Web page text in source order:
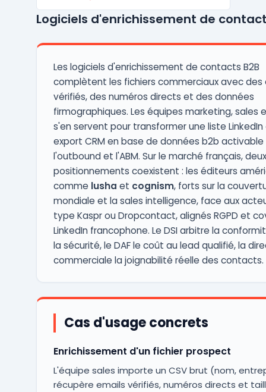
solutions pour le pipeline commercial, la
transactions automatisent ...
Logiciels d'enrichissement de
Les logiciels d'enrichissement de contacts B2B
complètent les fichiers commerciaux avec des
vérifiés, des numéros directs et des données
firmographiques. Les équipes marketing, sales
s'en servent pour transformer une liste LinkedIn
export CRM en base de données b2b activable
l'outbound et l'ABM. Sur le marché français, deux
positionnements coexistent : les éditeurs
comme lusha et cognism, forts sur la
mondiale et la sales intelligence, face aux
type Kaspr ou Dropcontact, alignés RGPD et
LinkedIn francophone. Le DSI arbitre la
la sécurité, le DAF le coût au lead qualifié, la
commerciale la joignabilité réelle des contacts.
Cas d'usage concrets
Enrichissement d'un fichier prospect
L'équipe sales importe un CSV brut (nom,
récupère emails vérifiés, numéros directs et